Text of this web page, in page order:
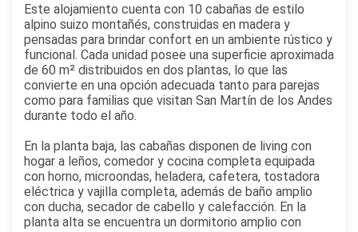
Este alojamiento cuenta con 10 cabañas de estilo
alpino suizo montañés, construidas en madera y
pensadas para brindar confort en un ambiente rústico y
funcional. Cada unidad posee una superficie aproximada
de 60 m² distribuidos en dos plantas, lo que las
convierte en una opción adecuada tanto para parejas
como para familias que visitan San Martín de los Andes
durante todo el año.
En la planta baja, las cabañas disponen de living con
hogar a leños, comedor y cocina completa equipada
con horno, microondas, heladera, cafetera, tostadora
eléctrica y vajilla completa, además de baño amplio
con ducha, secador de cabello y calefacción. En la
planta alta se encuentra un dormitorio amplio con